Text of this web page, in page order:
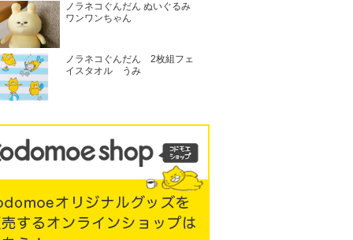
ノラネコぐんだん ぬいぐるみ
ワンワンちゃん
ノラネコぐんだん 2枚組フェ
イスタオル うみ